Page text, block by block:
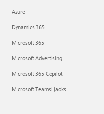
Azure
Dynamics 365
Microsoft 365
Microsoft Advertising
Microsoft 365 Copilot
Microsoft Teamsi jaoks